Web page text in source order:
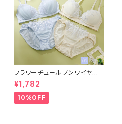
フラワーチュール ノンワイヤー
ブラ＆ショーツ
¥1,782
10%OFF